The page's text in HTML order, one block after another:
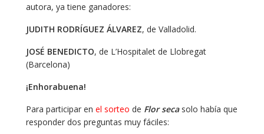
autora, ya tiene ganadores:
JUDITH RODRÍGUEZ ÁLVAREZ, de Valladolid.
JOSÉ BENEDICTO, de L’Hospitalet de Llobregat
(Barcelona)
¡Enhorabuena!
Para participar en el sorteo de Flor secasolo había que
responder dos preguntas muy fáciles: